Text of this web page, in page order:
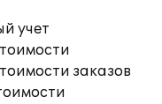
учет
заказов